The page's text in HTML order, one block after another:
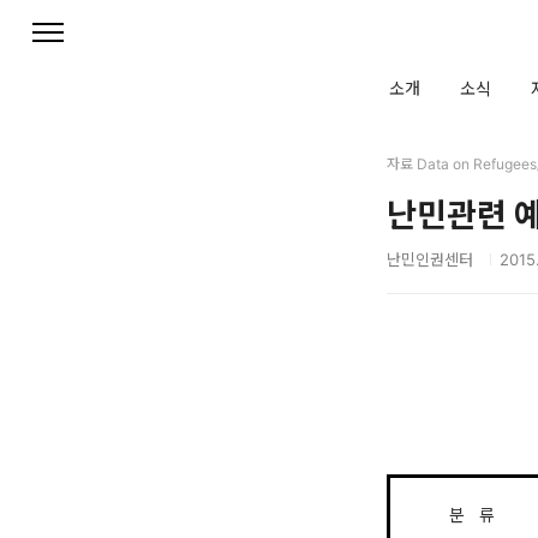
소개 소식
자료 Data on Refugees/
난민관련
난민인권센터
분 류